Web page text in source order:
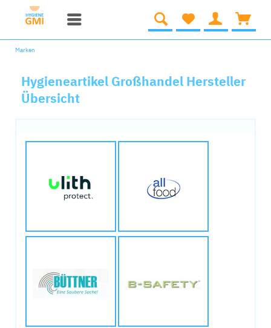
Marken
Hygieneartikel Großhandel Hersteller
Übersicht